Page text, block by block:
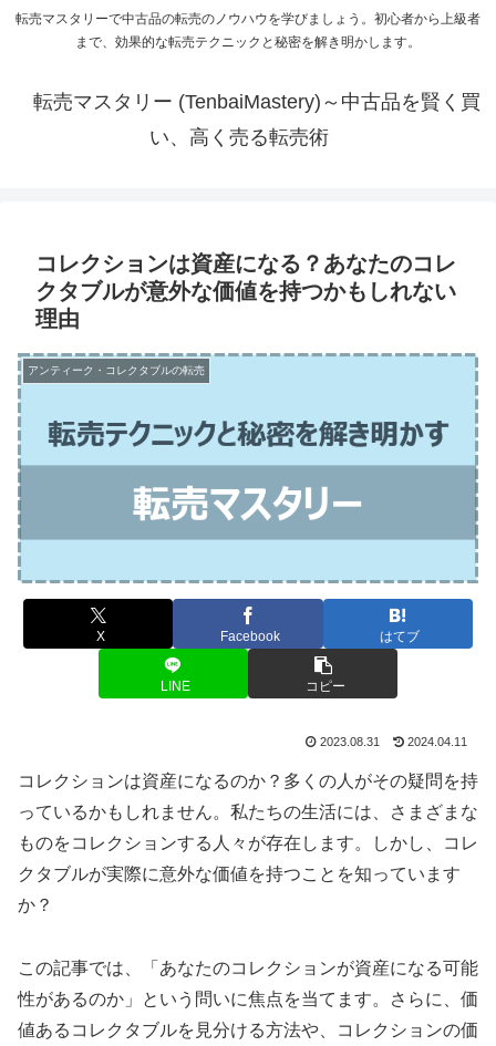
転売マスタリーで中古品の転売のノウハウを学びましょう。初心者から上級者
まで、効果的な転売テクニックと秘密を解き明かします。
転売マスタリー (TenbaiMastery)～中古品を賢く買
い、高く売る転売術
コレクションは資産になる？あなたのコレ
クタブルが意外な価値を持つかもしれない
理由
アンティーク・コレクタブルの転売
X Facebook はてブ
LINE コピー
2023.08.31 2024.04.11
コレクションは資産になるのか？多くの人がその疑問を持
っているかもしれません。私たちの生活には、さまざまな
ものをコレクションする人々が存在します。しかし、コレ
クタブルが実際に意外な価値を持つことを知っています
か？
この記事では、「あなたのコレクションが資産になる可能
性があるのか」という問いに焦点を当てます。さらに、価
値あるコレクタブルを見分ける方法や、コレクションの価